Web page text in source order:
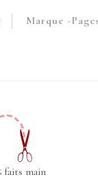
Marque -
faits main